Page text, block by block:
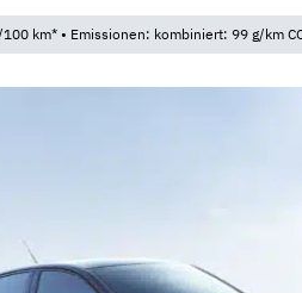
km* • Emissionen: kombiniert: 99 g/km